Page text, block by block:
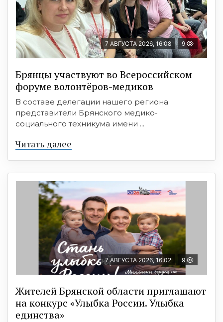
7 АВГУСТА 2026, 16:08 9
Брянцы участвуют во Всероссийском
форуме волонтёров-медиков
В составе делегации нашего региона
представители Брянского медико-
социального техникума имени ...
Читать далее
7 АВГУСТА 2026, 16:02 9
Жителей Брянской области приглашают
на конкурс «Улыбка России. Улыбка
единства»